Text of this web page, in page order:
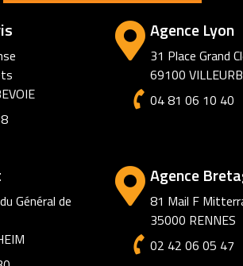
Agence Lyon
31 Place Grand
69100
04 81 06 10 40
Agence
6 square Cantini
13006 Marseille
02 42 06 05 47